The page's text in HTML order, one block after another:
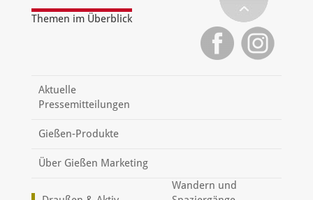
Themen im Überblick
Aktuelle
Pressemitteilungen
Gießen-Produkte
Über Gießen Marketing
Wandern und